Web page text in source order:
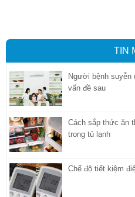
TIN
Người bệnh suyễn
vấn đề sau
Cách sắp thức ăn
trong tủ lạnh
Chế độ tiết kiệm